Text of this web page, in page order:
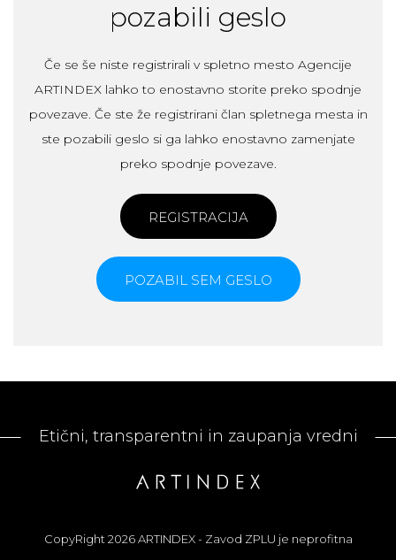
pozabili geslo
Če se še niste registrirali v spletno mesto Agencije
ARTINDEX lahko to enostavno storite preko spodnje
povezave. Če ste že registrirani član spletnega mesta in
ste pozabili geslo si ga lahko enostavno zamenjate
preko spodnje povezave.
REGISTRACIJA
POZABIL SEM GESLO
Etični, transparentni in zaupanja vredni
CopyRight 2026 ARTINDEX - Zavod ZPLU je neprofitna